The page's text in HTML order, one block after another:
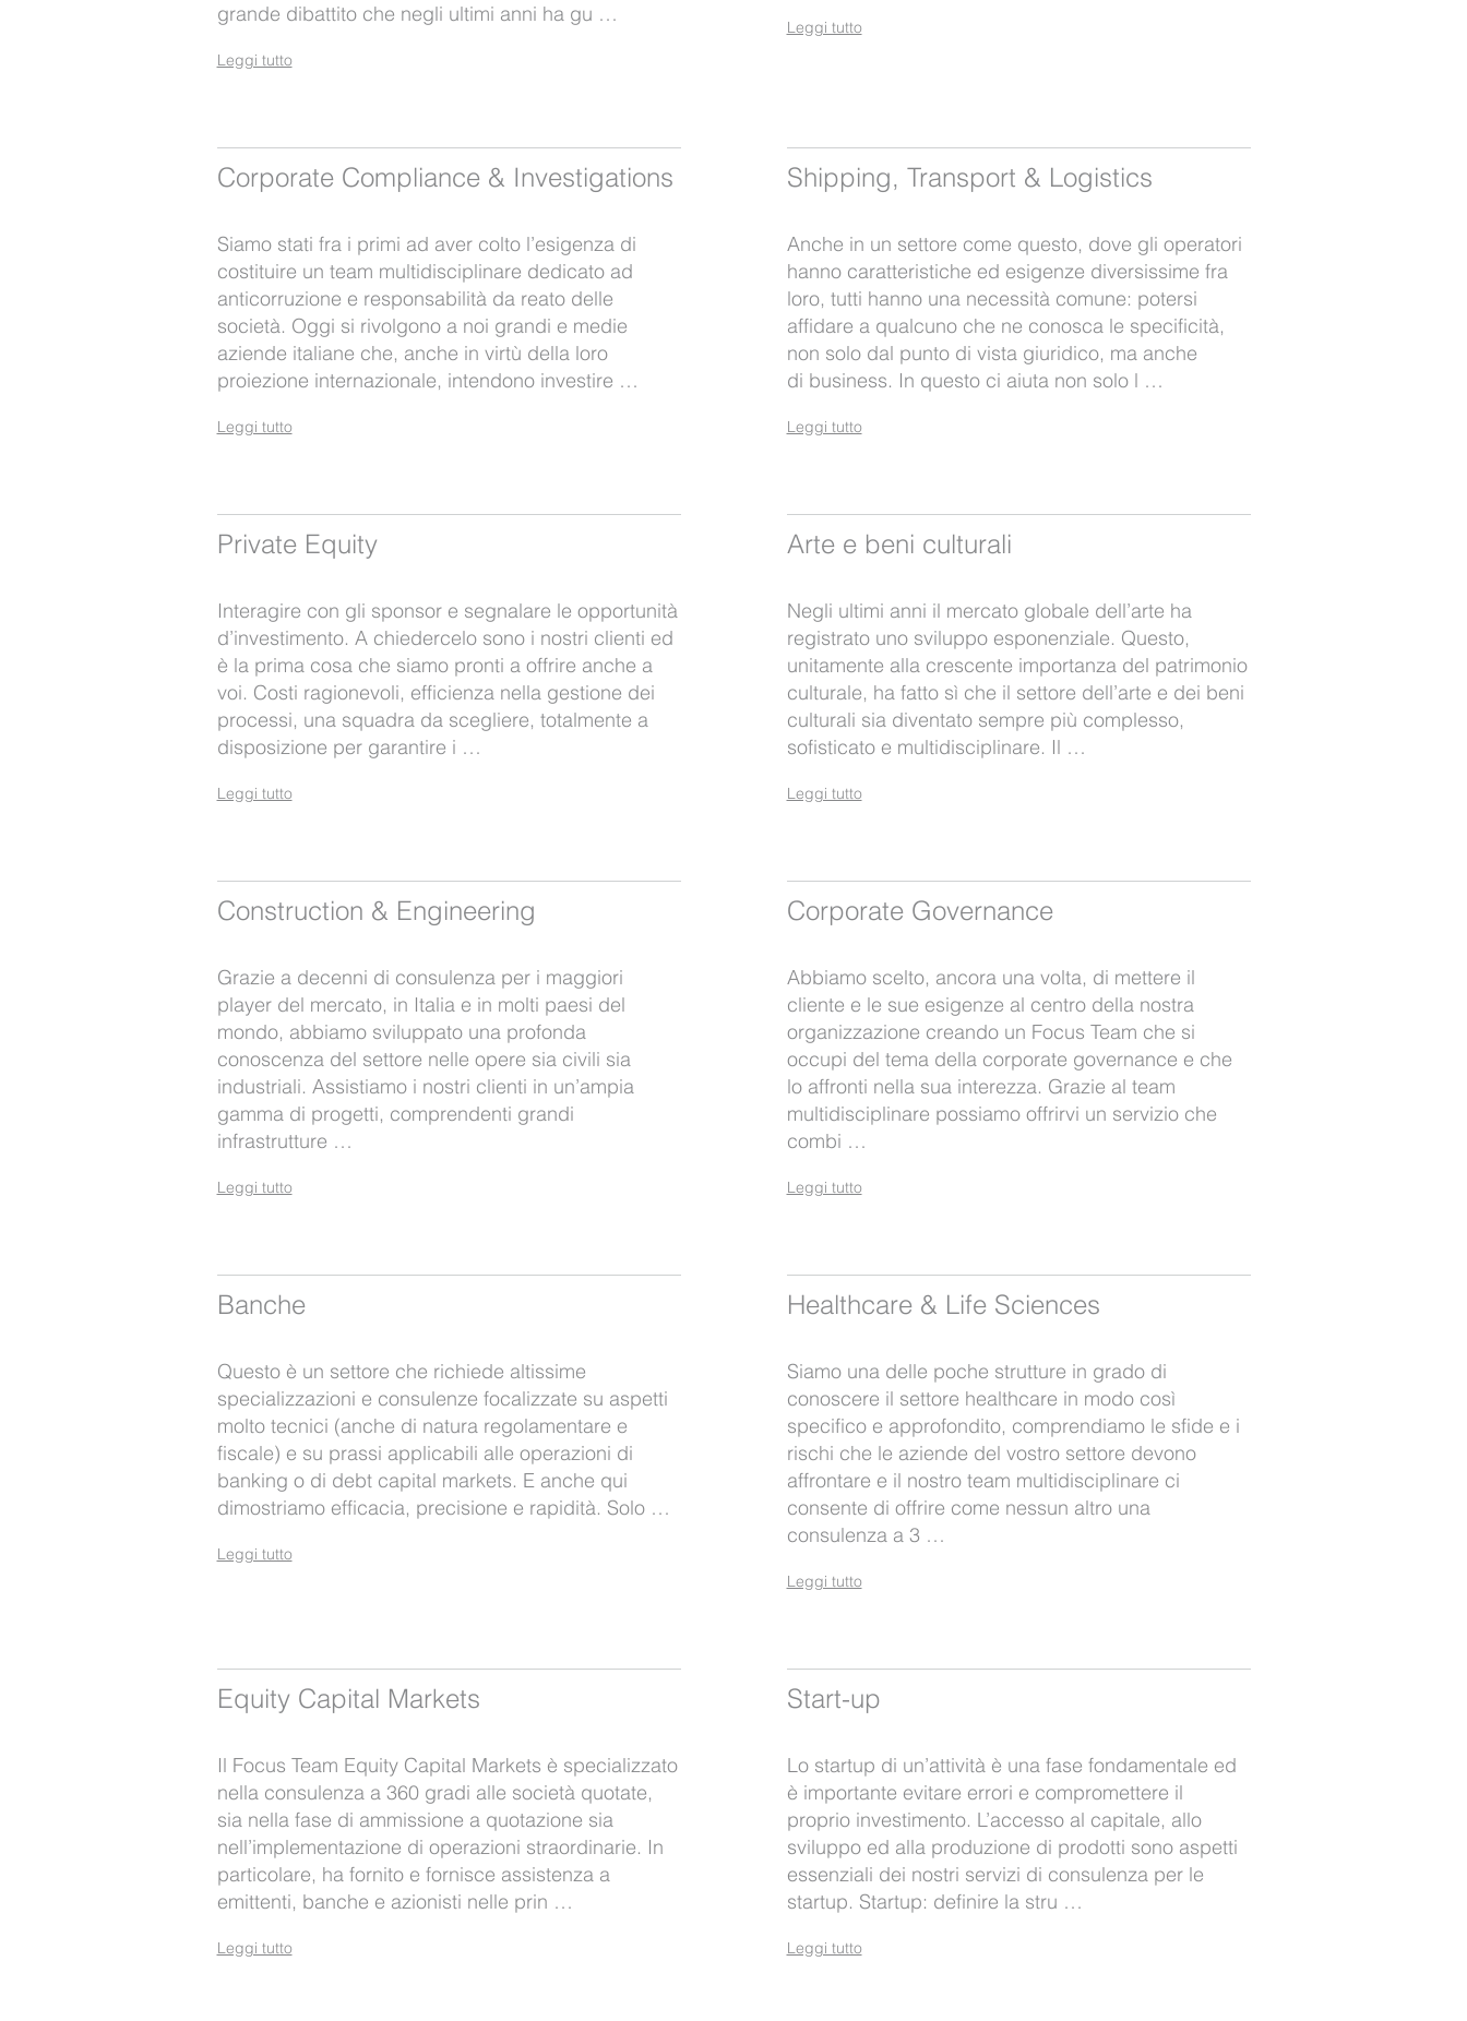
grande dibattito che negli ultimi anni ha gu …
Leggi tutto
Leggi tutto
Corporate Compliance & Investigations
Siamo stati fra i primi ad aver colto l’esigenza di
costituire un team multidisciplinare dedicato ad
anticorruzione e responsabilità da reato delle
società. Oggi si rivolgono a noi grandi e medie
aziende italiane che, anche in virtù della loro
proiezione internazionale, intendono investire …
Leggi tutto
Shipping, Transport & Logistics
Anche in un settore come questo, dove gli operatori
hanno caratteristiche ed esigenze diversissime fra
loro, tutti hanno una necessità comune: potersi
affidare a qualcuno che ne conosca le specificità,
non solo dal punto di vista giuridico, ma anche
di business. In questo ci aiuta non solo l …
Leggi tutto
Private Equity
Interagire con gli sponsor e segnalare le opportunità
d’investimento. A chiedercelo sono i nostri clienti ed
è la prima cosa che siamo pronti a offrire anche a
voi. Costi ragionevoli, efficienza nella gestione dei
processi, una squadra da scegliere, totalmente a
disposizione per garantire i …
Leggi tutto
Arte e beni culturali
Negli ultimi anni il mercato globale dell’arte ha
registrato uno sviluppo esponenziale. Questo,
unitamente alla crescente importanza del patrimonio
culturale, ha fatto sì che il settore dell’arte e dei beni
culturali sia diventato sempre più complesso,
sofisticato e multidisciplinare. Il …
Leggi tutto
Construction & Engineering
Grazie a decenni di consulenza per i maggiori
player del mercato, in Italia e in molti paesi del
mondo, abbiamo sviluppato una profonda
conoscenza del settore nelle opere sia civili sia
industriali. Assistiamo i nostri clienti in un’ampia
gamma di progetti, comprendenti grandi
infrastrutture …
Leggi tutto
Corporate Governance
Abbiamo scelto, ancora una volta, di mettere il
cliente e le sue esigenze al centro della nostra
organizzazione creando un Focus Team che si
occupi del tema della corporate governance e che
lo affronti nella sua interezza. Grazie al team
multidisciplinare possiamo offrirvi un servizio che
combi …
Leggi tutto
Banche
Questo è un settore che richiede altissime
specializzazioni e consulenze focalizzate su aspetti
molto tecnici (anche di natura regolamentare e
fiscale) e su prassi applicabili alle operazioni di
banking o di debt capital markets. E anche qui
dimostriamo efficacia, precisione e rapidità. Solo …
Leggi tutto
Healthcare & Life Sciences
Siamo una delle poche strutture in grado di
conoscere il settore healthcare in modo così
specifico e approfondito, comprendiamo le sfide e i
rischi che le aziende del vostro settore devono
affrontare e il nostro team multidisciplinare ci
consente di offrire come nessun altro una
consulenza a 3 …
Leggi tutto
Equity Capital Markets
Il Focus Team Equity Capital Markets è specializzato
nella consulenza a 360 gradi alle società quotate,
sia nella fase di ammissione a quotazione sia
nell’implementazione di operazioni straordinarie. In
particolare, ha fornito e fornisce assistenza a
emittenti, banche e azionisti nelle prin …
Leggi tutto
Start-up
Lo startup di un’attività è una fase fondamentale ed
è importante evitare errori e compromettere il
proprio investimento. L’accesso al capitale, allo
sviluppo ed alla produzione di prodotti sono aspetti
essenziali dei nostri servizi di consulenza per le
startup. Startup: definire la stru …
Leggi tutto